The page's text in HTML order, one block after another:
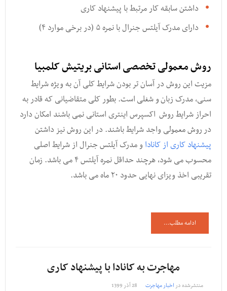
داشتن سابقه کار مرتبط با پیشنهاد کاری
دارای مدرک آیلتس جنرال با نمره ۵ (در برخی موارد ۴)
روش معمولی تخصصی استانی بریتیش کلمبیا
مزیت این روش در آسان تر بودن شرایط کلی آن به ویژه شرایط
سنی, مدرک زبان و شغلی است. بطور کلی متقاضیانی که قادر به
احراز شرایط روش اکسپرس اینتری استانی نمی باشند امکان دارد
در روش معمولی واجد شرایط باشند. در این روش نیز داشتن
پیشنهاد کاری از کانادا و مدرک آیلتس جنرال از شرایط اصلی
محسوب می شود, هرچند حداقل نمره آیلتس ۴ می باشد. زمان
تقریبی اخذ ویزای نهایی حدود ۲۰ ماه می باشد.
ادامه مطلب...
مهاجرت به کانادا با پیشنهاد کاری
منتشرشده در اخبار مهاجرت 28 آذر 1399